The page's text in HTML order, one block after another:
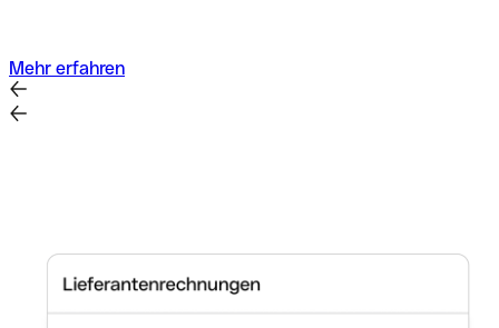
Mehr erfahren